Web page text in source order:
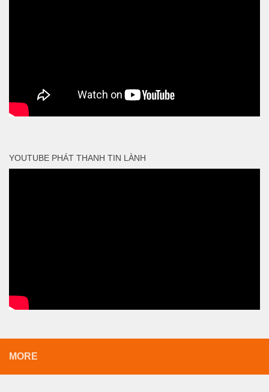
YOUTUBE PHÁT THANH TIN LÀNH
MORE